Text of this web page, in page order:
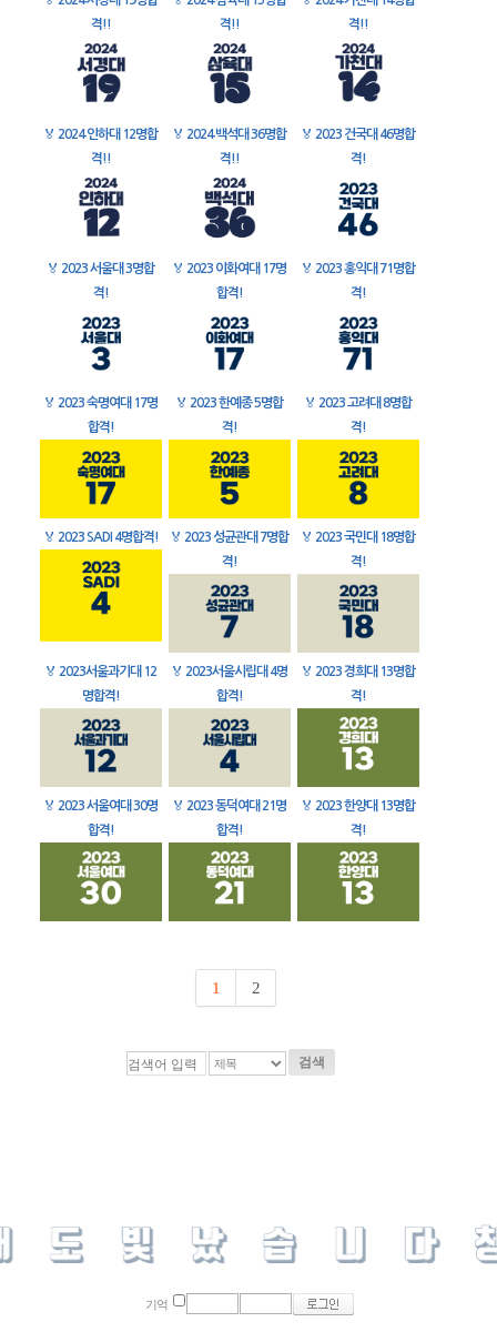
격!!
격!!
격!!
🏅 2024 인하대 12명합
격!!
🏅 2024 백석대 36명합
격!!
🏅 2023 건국대 46명합
격!
🏅 2023 서울대 3명합
격!
🏅 2023 이화여대 17명
합격!
🏅 2023 홍익대 71명합
격!
🏅 2023 숙명여대 17명
합격!
🏅 2023 한예종 5명합
격!
🏅 2023 고려대 8명합
격!
🏅 2023 SADI 4명합격! 🏅 2023 성균관대 7명합
격!
🏅 2023 국민대 18명합
격!
🏅 2023서울과기대 12
명합격!
🏅 2023서울시립대 4명
합격!
🏅 2023 경희대 13명합
격!
🏅 2023 서울여대 30명
합격!
🏅 2023 동덕여대 21명
합격!
🏅 2023 한양대 13명합
격!
1 2
검색
기억